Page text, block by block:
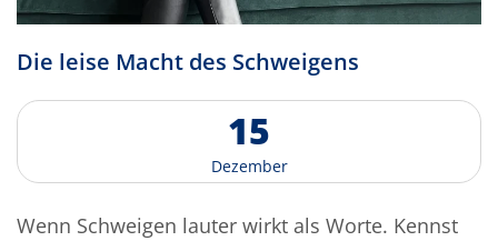
Die leise Macht des Schweigens
Wenn Schweigen lauter wirkt als Worte. Kennst
15
Dezember